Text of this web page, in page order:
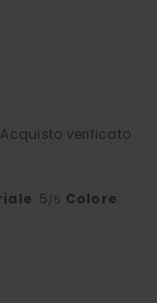
Acquisto verificato
: 5/5 Colore: